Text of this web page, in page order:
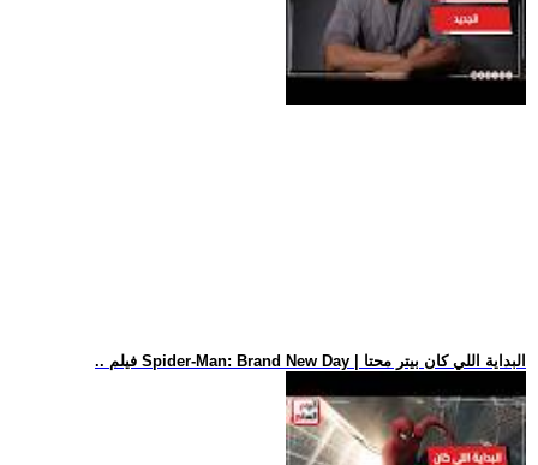
.. فيلم Spider-Man: Brand New Day | البداية اللي كان بيتر محتا